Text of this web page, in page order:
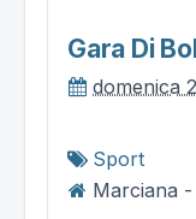
Gara Di
domenica
Sport
Marciana